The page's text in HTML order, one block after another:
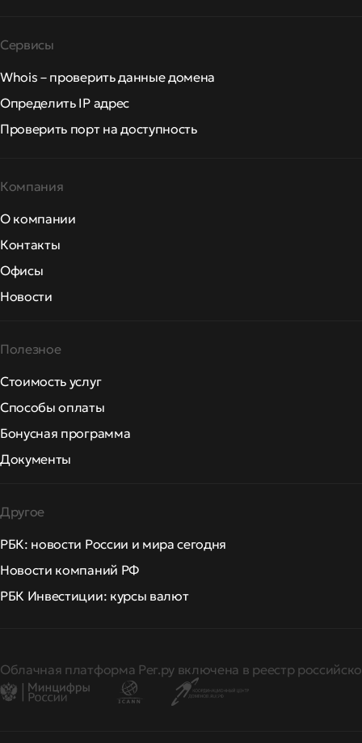
Сервисы
Whois – проверить данные домена
Определить IP адрес
Проверить порт на доступность
Компания
О компании
Контакты
Офисы
Новости
Полезное
Стоимость услуг
Способы оплаты
Бонусная программа
Документы
Другое
РБК: новости России и мира сегодня
Новости компаний РФ
РБК Инвестиции: курсы валют
Облачная платформа Рег.ру включена в реестр